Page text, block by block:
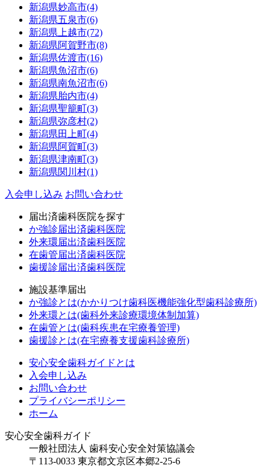
新潟県妙高市(4)
新潟県五泉市(6)
新潟県 上越市(72)
新潟県阿賀野市(8)
新潟県佐渡市(16)
新潟県魚沼市(6)
新潟県南魚沼市(6)
新潟県胎内市(4)
新潟県聖籠町(3)
新潟県弥彦村(2)
新潟県田上町(4)
新潟県阿賀町(3)
新潟県津南町(3)
新潟県関川村(1)
入会申し込み お問い合わせ
届出済歯科医院を探す
か強診届出済歯科医院
外来環届出済歯科医院
在歯管届出済歯科医院
歯援診届出済歯科医院
施設基準届出
か強診とは(かかりつけ歯科医機能強化型歯科診療所)
外来環とは(歯科外来診療環境体制加算)
在歯管とは(歯科疾患在宅療養管理)
歯援診とは(在宅療養支援歯科診療所)
安心安全歯科ガイドとは
入会申し込み
お問い合わせ
プライバシーポリシー
ホーム
安心安全歯科ガイド
一般社団法人 歯科安心安全対策協議会
〒113-0033 東京都文京区本郷2-25-6